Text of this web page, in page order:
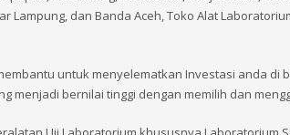
Lampung, dan Banda Aceh, Toko Alat
untuk menyelematkan Investasi anda di
menjadi bernilai tinggi dengan memilih dan